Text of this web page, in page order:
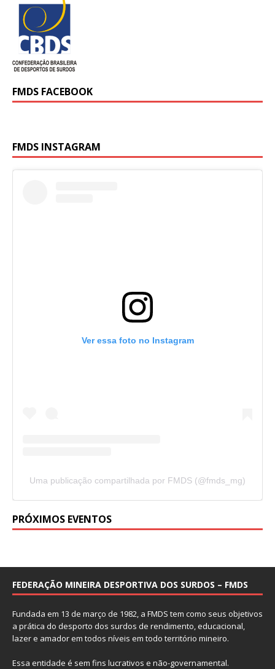
FMDS FACEBOOK
FMDS INSTAGRAM
Ver essa foto no Instagram
Uma publicação compartilhada por FMDS (@fmds_mg)
PRÓXIMOS EVENTOS
FEDERAÇÃO MINEIRA DESPORTIVA DOS SURDOS – FMDS
Fundada em 13 de março de 1982, a FMDS tem como seus objetivos
a prática do desporto dos surdos de rendimento, educacional,
lazer e amador em todos níveis em todo território mineiro.
Essa entidade é sem fins lucrativos e não-governamental.